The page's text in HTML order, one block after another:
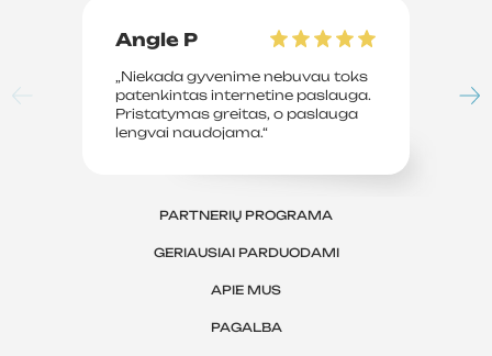
Angle P
„Niekada gyvenime nebuvau toks
patenkintas internetine paslauga.
Pristatymas greitas, o paslauga
lengvai naudojama.“
PARTNERIŲ PROGRAMA
GERIAUSIAI PARDUODAMI
APIE MUS
PAGALBA